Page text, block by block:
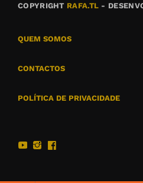
COPYRIGHT RAFA.TL -
QUEM SOMOS
CONTACTOS
POLÍTICA DE PRIVACIDADE